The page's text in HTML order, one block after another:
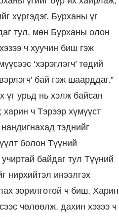
хүргэдэг. Бурханы үг
тул, мөн Бурханы олон
ч хуучин биш гэж
‘хэрэглэгч’ төдий
бай гэж шаарддаг.”
үг урьд нь хэлж байсан
ч Тэрээр хүмүүст
тэднийг
болон Түүний
байдаг тул Түүний
нирхийтэл инээлгэх
зорилготой ч биш. Харин
чөлөөлж, дахин хэзээ ч